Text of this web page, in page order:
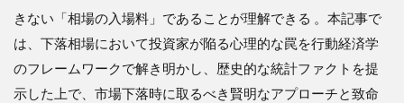
きない「相場の入場料」であることが理解できる 。本記事で
は、下落相場において投資家が陥る心理的な罠を行動経済学
のフレームワークで解き明かし、歴史的な統計ファクトを提
示した上で、市場下落時に取るべき賢明なアプローチと致命